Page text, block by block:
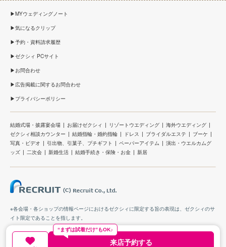
MYウェディングノート
気になるクリップ
予約・資料請求履歴
ゼクシィ PCサイト
お問合わせ
広告掲載に関するお問合わせ
プライバシーポリシー
結婚式場・披露宴会場 お届けゼクシィ リゾートウエディング
海外ウエディング
ゼクシィ相談カウンター
結婚指輪・婚約指輪 ドレス ブライダルエステ
ブーケ
写真・ビデオ
引出物、引菓子、プチギフト ペーパーアイテム
演出・ウエルカムグ
ッズ
二次会 新婚生活 結婚手続き・保険・お金 新居
※各会場・各ショップの情報ページにおけるゼクシィに限定する旨の表現は、ゼクシィのサ
イト限定であることを指します。
来店予約する
“まずは試着だけ”もOK♪